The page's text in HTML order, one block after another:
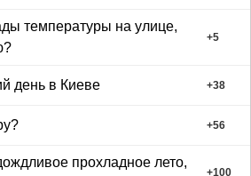
температуры на улице,
+5
день в Киеве +38
+56
прохладное лето,
+100